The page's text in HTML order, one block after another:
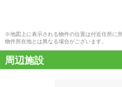
※地図上に表示される物件の位置は付近住所に
物件所在地とは異なる場合がございます。
周辺施設